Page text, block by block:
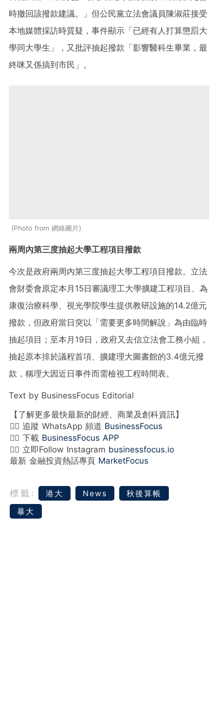
時撤回該撥款建議。」但公民黨立法會議員陳淑莊接受
本地媒體採訪時質疑，事件顯示「已經有人打算懲罰大
學同大學生」，又批評抽起撥款「影響醫科生畢業，最
終咪又係搞到市民」。
Photo from 網絡圖片
兩周內第三度抽起大學工程項目撥款
今次是政府兩周內第三度抽起大學工程項目撥款。立法
會財委會原定本月15日審議理工大學擴建工程項目、為
康復治療科學、視光學院學生提供教研設施的14.2億元
撥款，但政府當日突以「需要更多時間解說」為由臨時
抽起項目；至本月19日，政府又去信立法會工務小組，
抽起原本排於議程首項、擴建理大圖書館的3.4億元撥
款，稱理大因近日事件而需檢視工程時間表。
Text by BusinessFocus Editorial
【了解更多最快最新的財經、商業及創科資訊】
👉🏻 追蹤 WhatsApp 頻道 BusinessFocus
👉🏻 下載 BusinessFocus APP
👉🏻 立即Follow Instagram businessfocus.io
最新 金融投資熱話專頁 MarketFocus
標籤: 港大 News
秋後算帳
暴大